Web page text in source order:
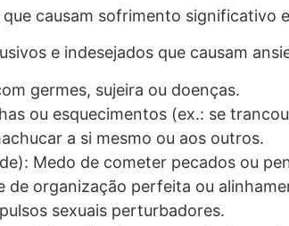
causam sofrimento significativo
e indesejados que causam
germes, sujeira ou doenças.
ou esquecimentos (ex.: se
a si mesmo ou aos outros.
Medo de cometer pecados ou
de organização perfeita ou
sexuais perturbadores.